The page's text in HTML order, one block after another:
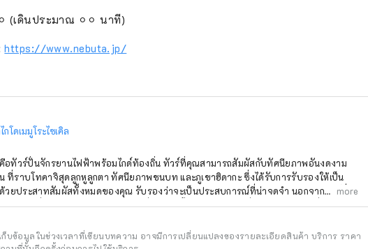
(เดินประมาณ ⚪︎⚪︎ นาที)
https://www.nebuta.jp/
โดเมมูโระไซเคิล
ยานไฟฟ้าพร้อมไกด์ท้องถิ่น ทัวร์ที่คุณสามารถสัมผัสกับทัศนียภาพอันงดงาม
ที่ราบโทคาจิสุดลูกหูลูกตา ทัศนียภาพชนบท และภูเขาฮิดากะ ซึ่งได้รับการรับรองให้เป็น
ประสาทสัมผัสทั้งหมดของคุณ รับรองว่าจะเป็นประสบการณ์ที่น่าจดจำ นอกจากทัวร์ที่
ารเก็บเกี่ยว การทำฟาร์มโคนม การขี่ม้า และลิ้มรสอาหารท้องถิ่นแล้ว ยังมีคอร์สที่คุณจะได้
ทางที่คุณต้องการ [ดำเนินการโดย Tokachi Plus General Incorporated Association]
more
บข้อมูลในช่วงเวลาที่เขียนบทความ อาจมีการเปลี่ยนแปลงของรายละเอียดสินค้า บริการ ราคา